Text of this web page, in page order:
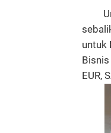
untuk
Bisnis
EUR,